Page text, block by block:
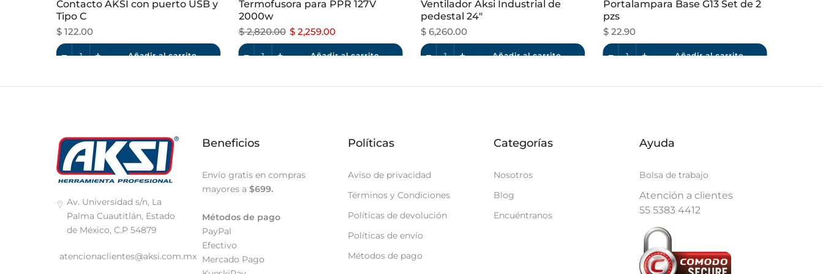
Contacto AKSI con puerto USB y
Tipo C
$ 122.00
Añadir al carrito
Termofusora para PPR 127V
2000w
$ 2,820.00 $ 2,259.00
Añadir al carrito
Ventilador Aksi Industrial de
pedestal 24"
$ 6,260.00
Añadir al carrito
Portalampara Base G13 Set de 2
pzs
$ 22.90
Añadir al carrito
Av. Universidad s/n, La
Palma Cuautitlán, Estado
de México, C.P 54879
atencionaclientes@aksi.com.mx
Beneficios
Envío gratis en compras
mayores a $699.
Métodos de pago
PayPal
Efectivo
Mercado Pago
Políticas
Aviso de privacidad
Términos y Condiciones
Políticas de devolución
Políticas de envío
Métodos de pago
Categorías
Nosotros
Blog
Encuéntranos
Ayuda
Bolsa de trabajo
Atención a clientes
55 5383 4412